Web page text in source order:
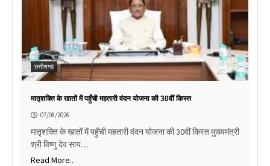
छत्तीसगढ़
मातृशक्ति के खातों में पहुँची महतारी वंदन योजना की 30वीं किस्त
07/08/2026
मातृशक्ति के खातों में पहुँची महतारी वंदन योजना की 30वीं किस्त मुख्यमंत्री
श्री विष्णु देव साय…
Read More..